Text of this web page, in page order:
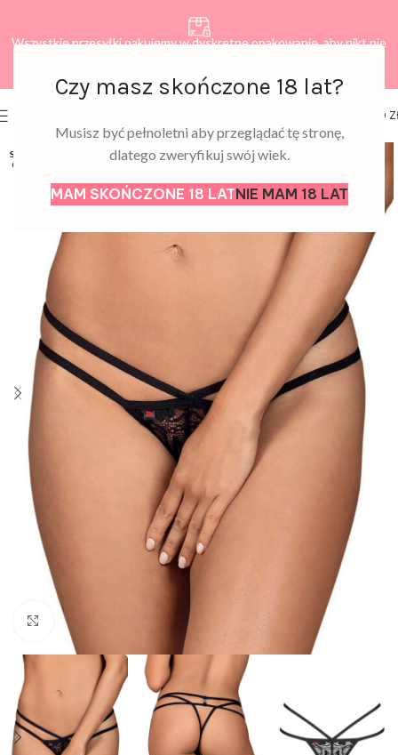
Czy masz skończone 18 lat?
Musisz być pełnoletni aby przeglądać tę stronę,
dlatego zweryfikuj swój wiek.
MAM SKOŃCZONE 18 LATNIE MAM 18 LAT
Wszystkie przesyłki pakujemy w dyskretne opakowanie, aby nikt nie
0,00
SOLD
OUT
Click to enlarge